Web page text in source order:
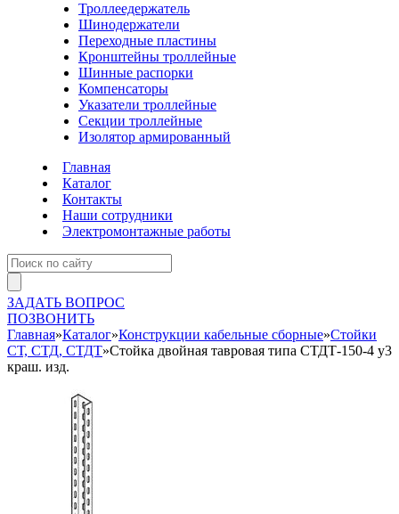
Троллеедержатель
Шинодержатели
Переходные пластины
Кронштейны троллейные
Шинные распорки
Компенсаторы
Указатели троллейные
Секции троллейные
Изолятор армированный
Главная
Каталог
Контакты
Наши сотрудники
Электромонтажные работы
ЗАДАТЬ ВОПРОС
ПОЗВОНИТЬ
Главная»Каталог»Конструкции кабельные сборные»Стойки
СТ, СТД, СТДТ»Стойка двойная тавровая типа СТДТ-150-4 у3
краш. изд.